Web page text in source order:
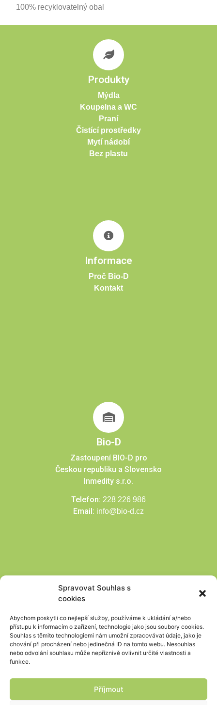
Spravovat Souhlas s
cookies
Abychom poskytli co nejlepší služby, používáme k ukládání a/nebo
přístupu k informacím o zařízení, technologie jako jsou soubory cookies.
Souhlas s těmito technologiemi nám umožní zpracovávat údaje, jako je
chování při procházení nebo jedinečná ID na tomto webu. Nesouhlas
nebo odvolání souhlasu může nepříznivě ovlivnit určité vlastnosti a
funkce.
Příjmout
100% recyklovatelný obal
Produkty
Mýdla
Koupelna a WC
Praní
Čistící prostředky
Mytí nádobí
Bez plastu
Informace
Proč Bio-D
Kontakt
Bio-D
Zastoupení BIO-D pro
Českou republiku a Slovensko
Inmedity s.r.o.
Telefon: 228 226 986
Email: info@bio-d.cz